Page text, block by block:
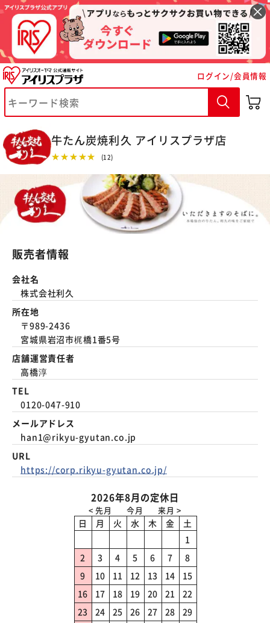
ログイン/会員情報
牛たん炭焼利久 アイリスプラザ店
★★★★★ (12)
販売者情報
会社名
株式会社利久
所在地
〒989-2436
宮城県岩沼市梶橋1番5号
店舗運営責任者
高橋淳
TEL
0120-047-910
メールアドレス
han1@rikyu-gyutan.co.jp
URL
https://corp.rikyu-gyutan.co.jp/
2026年8月の定休日
日 月 火 水 木 金
土
1
2
3 4 5 6 7
8
9
10 11 12 13 14
15
16
17 18 19 20 21
22
23
24 25 26 27 28
29
※ご確認ください
カートに入れる 購入手続きへ